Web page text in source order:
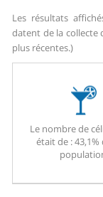
Les résultats
datent de la collecte
plus récentes.)
Le nombre de
était de : 43,1%